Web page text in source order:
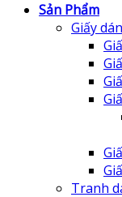
Sản Phẩm
Giấy
Tranh